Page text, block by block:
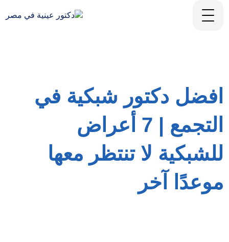
افضل دكتور شبكية في
التجمع | 7 أعراض
للشبكية لا تنتظر معها
موعدًا آخر